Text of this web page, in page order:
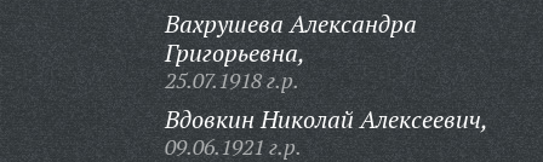
Вахрушева Александра
Григорьевна,
25.07.1918 г.р.
Вдовкин Николай Алексеевич,
09.06.1921 г.р.